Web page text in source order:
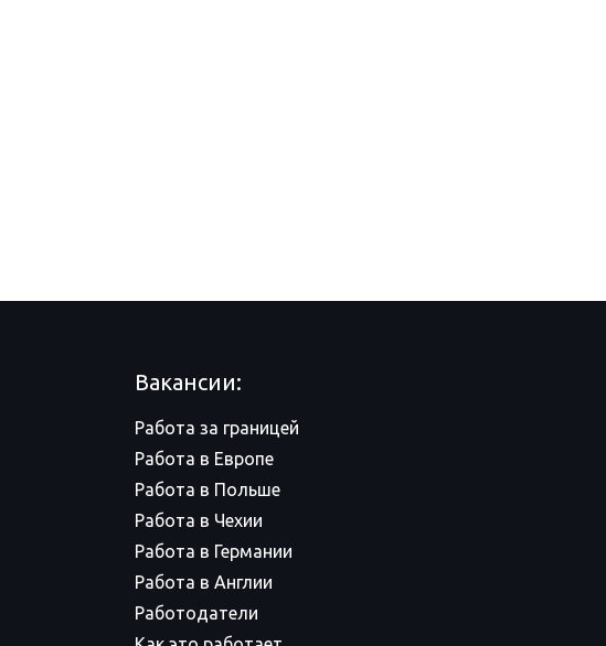
Вакансии:
Работа за границей
Работа в Европе
Работа в Польше
Работа в Чехии
Работа в Германии
Работа в Англии
Работодатели